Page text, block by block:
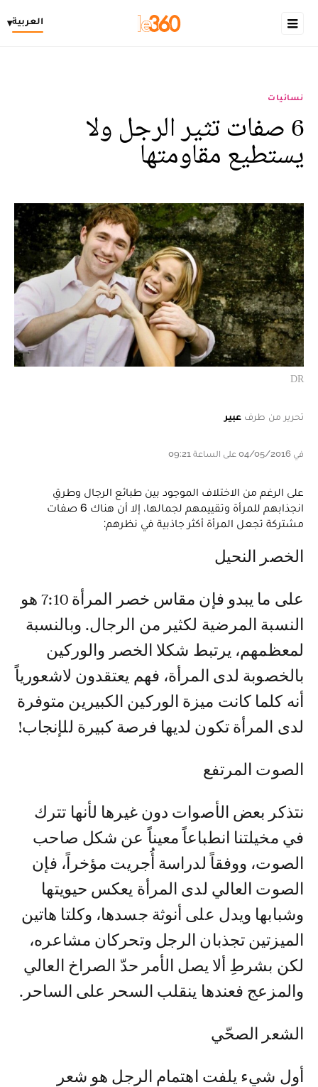
العربية▾
نسائيات
6 صفات تثير الرجل ولا
يستطيع مقاومتها
DR
تحرير من طرف عبير
في 04/05/2016 على الساعة 09:21
على الرغم من الاختلاف الموجود بين طبائع الرجال وطرقِ
انجذابهم للمرأة وتقييمهم لجمالها، إلا أن هناك 6 صفات
مشتركة تجعل المرأة أكثر جاذبية في نظرهم:
الخصر النحيل
على ما يبدو فإن مقاس خصر المرأة 7:10 هو
النسبة المرضية لكثير من الرجال. وبالنسبة
لمعظمهم، يرتبط شكلا الخصر والوركين
بالخصوبة لدى المرأة، فهم يعتقدون لاشعورياً
أنه كلما كانت ميزة الوركين الكبيرين متوفرة
لدى المرأة تكون لديها فرصة كبيرة للإنجاب!
الصوت المرتفع
نتذكر بعض الأصوات دون غيرها لأنها تترك
في مخيلتنا انطباعاً معيناً عن شكل صاحب
الصوت، ووفقاً لدراسة أُجريت مؤخراً، فإن
الصوت العالي لدى المرأة يعكس حيويتها
وشبابها ويدل على أنوثة جسدها، وكلتا هاتين
الميزتين تجذبان الرجل وتحركان مشاعره،
لكن بشرطِ ألا يصل الأمر حدّ الصراخ العالي
والمزعج فعندها ينقلب السحر على الساحر.
الشعر الصحّي
أول شيء يلفت اهتمام الرجل هو شعر